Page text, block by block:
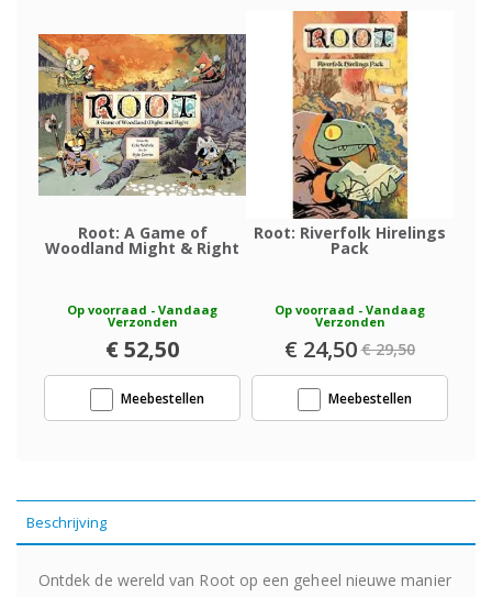
Root: A Game of
Woodland Might & Right
Op voorraad - Vandaag
Verzonden
€ 52,50
Meebestellen
Root: Riverfolk Hirelings
Pack
Op voorraad - Vandaag
Verzonden
Speciale
prijs
€ 24,50€ 29,50
Meebestellen
Beschrijving
Ontdek de wereld van Root op een geheel nieuwe manier